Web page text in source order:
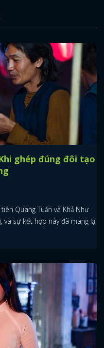
ghép đúng đôi tạo
Quang Tuấn và Khả Như
sự kết hợp này đã mang lại